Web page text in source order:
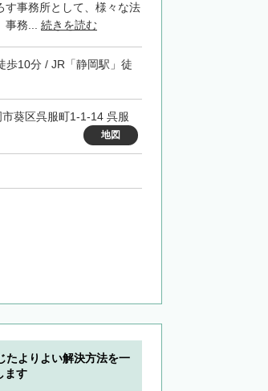
す事務所として、様々な法
事務... 続きを読む
歩10分 / JR「静岡駅」徒
葵区呉服町1-1-14 呉服
地図
たよりよい解決方法を一
ます